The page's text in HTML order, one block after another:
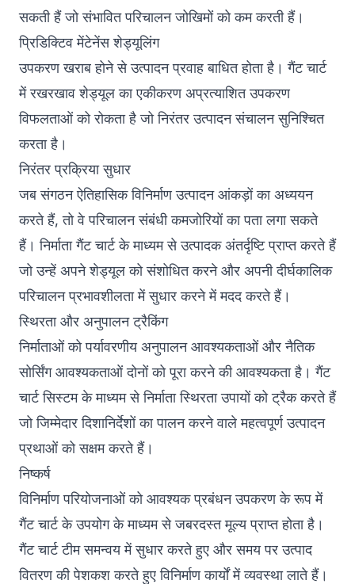
सकती हैं जो संभावित परिचालन जोखिमों को कम करती हैं।
प्रिडिक्टिव मेंटेनेंस शेड्यूलिंग
उपकरण खराब होने से उत्पादन प्रवाह बाधित होता है। गैंट चार्ट
में रखरखाव शेड्यूल का एकीकरण अप्रत्याशित उपकरण
विफलताओं को रोकता है जो निरंतर उत्पादन संचालन सुनिश्चित
करता है।
निरंतर प्रक्रिया सुधार
जब संगठन ऐतिहासिक विनिर्माण उत्पादन आंकड़ों का अध्ययन
करते हैं, तो वे परिचालन संबंधी कमजोरियों का पता लगा सकते
हैं। निर्माता गैंट चार्ट के माध्यम से उत्पादक अंतर्दृष्टि प्राप्त करते हैं
जो उन्हें अपने शेड्यूल को संशोधित करने और अपनी दीर्घकालिक
परिचालन प्रभावशीलता में सुधार करने में मदद करते हैं।
स्थिरता और अनुपालन ट्रैकिंग
निर्माताओं को पर्यावरणीय अनुपालन आवश्यकताओं और नैतिक
सोर्सिंग आवश्यकताओं दोनों को पूरा करने की आवश्यकता है। गैंट
चार्ट सिस्टम के माध्यम से निर्माता स्थिरता उपायों को ट्रैक करते हैं
जो जिम्मेदार दिशानिर्देशों का पालन करने वाले महत्वपूर्ण उत्पादन
प्रथाओं को सक्षम करते हैं।
निष्कर्ष
विनिर्माण परियोजनाओं को आवश्यक प्रबंधन उपकरण के रूप में
गैंट चार्ट के उपयोग के माध्यम से जबरदस्त मूल्य प्राप्त होता है।
गैंट चार्ट टीम समन्वय में सुधार करते हुए और समय पर उत्पाद
वितरण की पेशकश करते हुए विनिर्माण कार्यों में व्यवस्था लाते हैं।